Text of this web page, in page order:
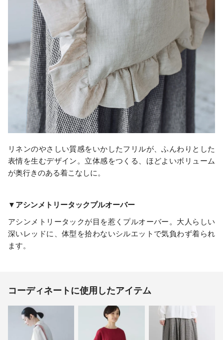
リネンのやさしい質感をいかしたフリルが、ふんわりとした
表情を生むデザイン。立体感をつくる、ほどよいボリューム
が奥行きのある着こなしに。
▼アシンメトリータックプルオーバー
アシンメトリータックが目を惹くプルオーバー。大人らしい
深いレッドに、体型を拾わないシルエットで気負わず着られ
ます。
コーディネートに使用したアイテム